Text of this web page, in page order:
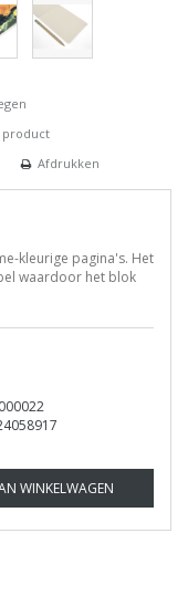
product
Afdrukken
kleurige pagina's. Het
waardoor het blok
WINKELWAGEN